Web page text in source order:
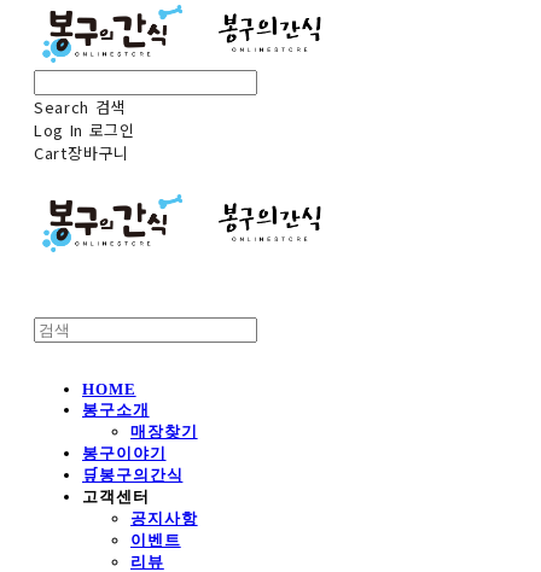
Search 검색
Log In 로그인
Cart장바구니
HOME
봉구소개
매장찾기
봉구이야기
🛒봉구의간식
고객센터
공지사항
이벤트
리뷰